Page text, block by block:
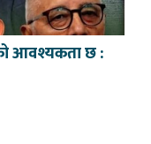
आवश्यकता छ :